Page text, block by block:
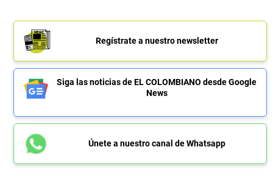
Regístrate a nuestro newsletter
Siga las noticias de EL COLOMBIANO desde Google
News
Únete a nuestro canal de Whatsapp